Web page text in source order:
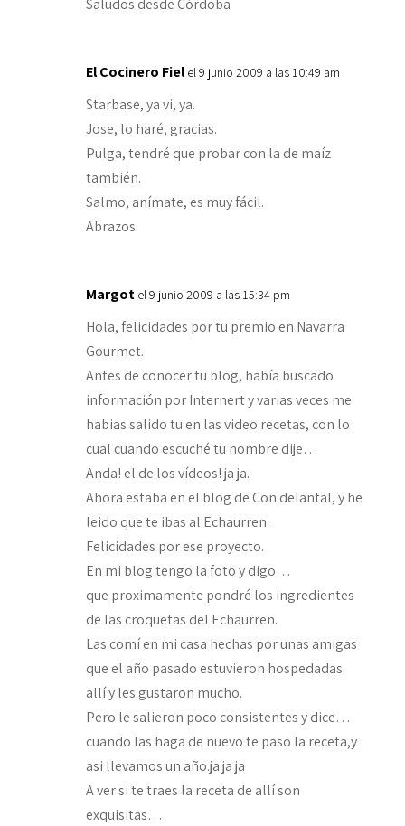
El Cocinero Fiel el 9 junio 2009 a las 10:49 am
Starbase, ya vi, ya.
Jose, lo haré, gracias.
Pulga, tendré que probar con la de maíz
también.
Salmo, anímate, es muy fácil.
Abrazos.
Margot el 9 junio 2009 a las 15:34 pm
Hola, felicidades por tu premio en Navarra
Gourmet.
Antes de conocer tu blog, había buscado
información por Internert y varias veces me
habias salido tu en las video recetas, con lo
cual cuando escuché tu nombre dije…
Anda! el de los vídeos! ja ja.
Ahora estaba en el blog de Con delantal, y he
leido que te ibas al Echaurren.
Felicidades por ese proyecto.
En mi blog tengo la foto y digo…
que proximamente pondré los ingredientes
de las croquetas del Echaurren.
Las comí en mi casa hechas por unas amigas
que el año pasado estuvieron hospedadas
allí y les gustaron mucho.
Pero le salieron poco consistentes y dice…
cuando las haga de nuevo te paso la receta,y
asi llevamos un año.ja ja ja
A ver si te traes la receta de allí son
exquisitas…